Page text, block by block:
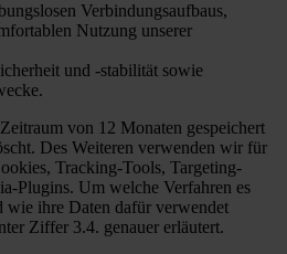
Verbindungsaufbaus,
Nutzung unserer
und -stabilität sowie
von 12 Monaten gespeichert
Des Weiteren verwenden wir für
Tracking-Tools, Targeting-
Plugins. Um welche Verfahren es
wie ihre Daten dafür verwendet
Ziffer 3.4. genauer erläutert.